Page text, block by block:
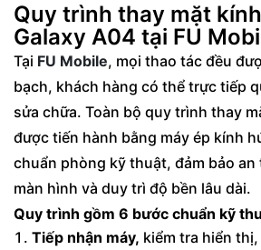
Quy trình thay mặt
Galaxy A04 tại FU
Tại FU Mobile, mọi thao tác đều
bạch, khách hàng có thể trực tiếp
sửa chữa. Toàn bộ quy trình thay
được tiến hành bằng máy ép kính
chuẩn phòng kỹ thuật, đảm bảo
màn hình và duy trì độ bền lâu dài.
Quy trình gồm 6 bước chuẩn kỹ
Tiếp nhận máy, kiểm tra hiển